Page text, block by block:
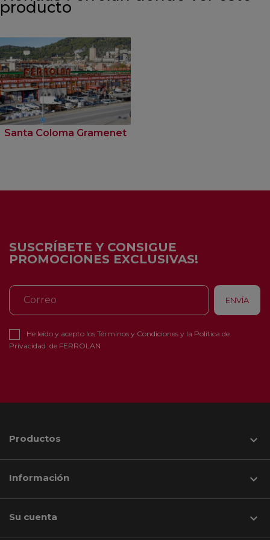
producto
Santa Coloma Gramenet
SUSCRÍBETE Y CONSIGUE
PROMOCIONES EXCLUSIVAS!
He leído y acepto los Términos y Condiciones y la Política de
Privacidad de FERROLAN
Productos 
Información 
Su cuenta 